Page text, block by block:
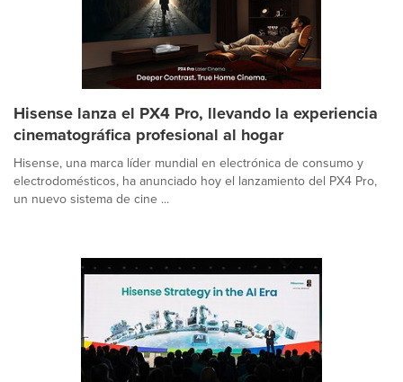
Hisense lanza el PX4 Pro, llevando la experiencia
cinematográfica profesional al hogar
Hisense, una marca líder mundial en electrónica de consumo y
electrodomésticos, ha anunciado hoy el lanzamiento del PX4 Pro,
un nuevo sistema de cine ...